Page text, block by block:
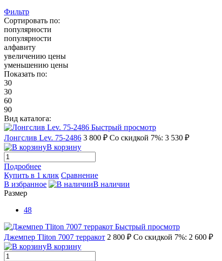
Фильтр
Сортировать по:
популярности
популярности
алфавиту
увеличению цены
уменьшению цены
Показать по:
30
30
60
90
Вид каталога:
Быстрый просмотр
Лонгслив Lev. 75-2486 3 800 ₽ Со скидкой 7%: 3 530 ₽
В корзину
Подробнее
Купить в 1 клик Сравнение
В избранное
В наличии
Размер
48
Быстрый просмотр
Джемпер Tliton 7007 терракот 2 800 ₽ Со скидкой 7%: 2 600 ₽
В корзину